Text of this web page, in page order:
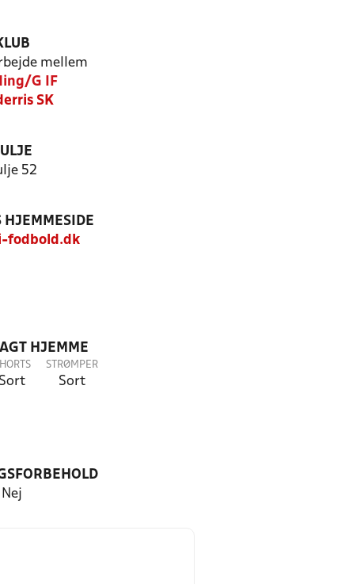
mellem
G IF
SK
52
HJEMMESIDE
fodbold.dk
HJEMME
Sort
STRØMPER
Sort
Nej